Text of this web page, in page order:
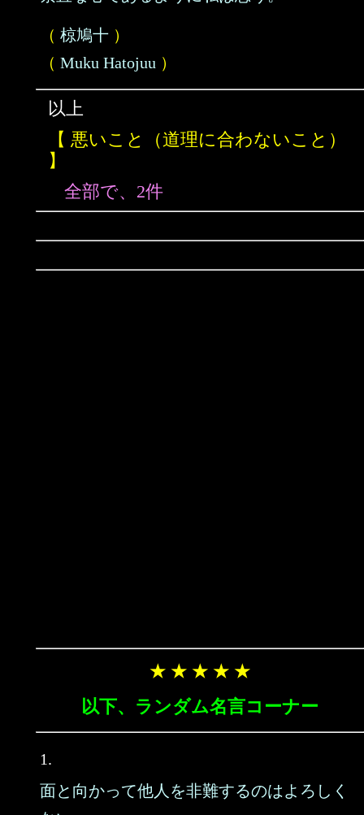
（ 椋鳩十 ）
（ Muku Hatojuu ）
以上
【 悪いこと（道理に合わないこと）
】
全部で、2件
★ ★ ★ ★ ★
以下、ランダム名言コーナー
1.
面と向かって他人を非難するのはよろしく